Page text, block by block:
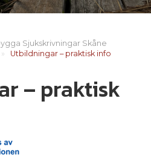
Sjukskrivningar Skåne
» Utbildningar – praktisk info
– praktisk